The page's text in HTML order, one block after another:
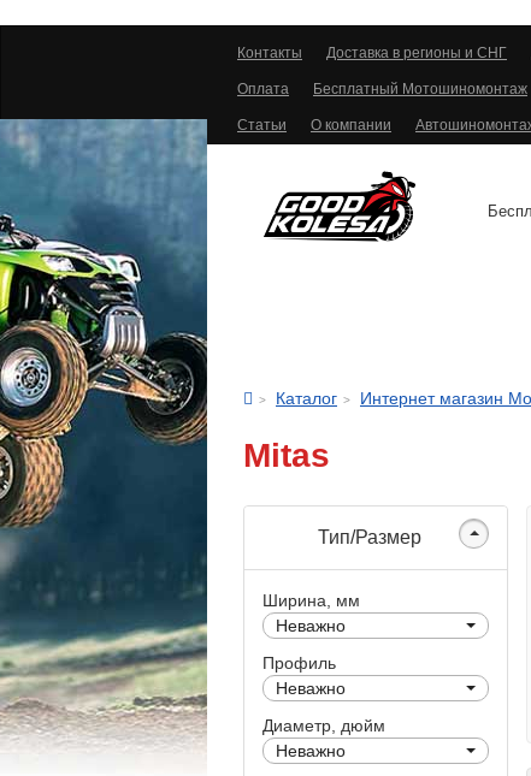
Контакты Доставка в регионы и СНГ
Оплата Бесплатный Мотошиномонтаж
Статьи О компании
Каталог Интернет магазин
Mitas
Тип/Размер
Ширина, мм
Неважно
Профиль
Неважно
Диаметр, дюйм
Неважно